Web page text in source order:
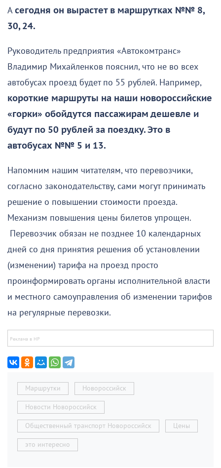
Асегодня он вырастет в маршрутках №№ 8,
30, 24.
Руководитель предприятия «Автокомтранс»
Владимир Михайленков пояснил, что не во всех
автобусах проезд будет по 55 рублей. Например,
короткие маршруты на наши новороссийские
«горки» обойдутся пассажирам дешевле и
будут по 50 рублей за поездку. Это в
автобусах №№ 5 и 13.
Напомним нашим читателям, что перевозчики,
согласно законодательству, сами могут принимать
решение о повышении стоимости проезда.
Механизм повышения цены билетов упрощен.
Перевозчик обязан не позднее 10 календарных
дней со дня принятия решения об установлении
(изменении) тарифа на проезд просто
проинформировать органы исполнительной власти
и местного самоуправления об изменении тарифов
на регулярные перевозки.
Маршрутки Новороссийск
Новости Новороссийск
Общественный транспорт Новороссийск Цены
это интересно